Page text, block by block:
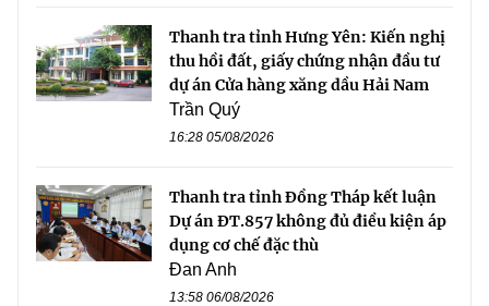
Thanh tra tỉnh Hưng Yên: Kiến nghị
thu hồi đất, giấy chứng nhận đầu tư
dự án Cửa hàng xăng dầu Hải Nam
Trần Quý
16:28 05/08/2026
Thanh tra tỉnh Đồng Tháp kết luận
Dự án ĐT.857 không đủ điều kiện áp
dụng cơ chế đặc thù
Đan Anh
13:58 06/08/2026